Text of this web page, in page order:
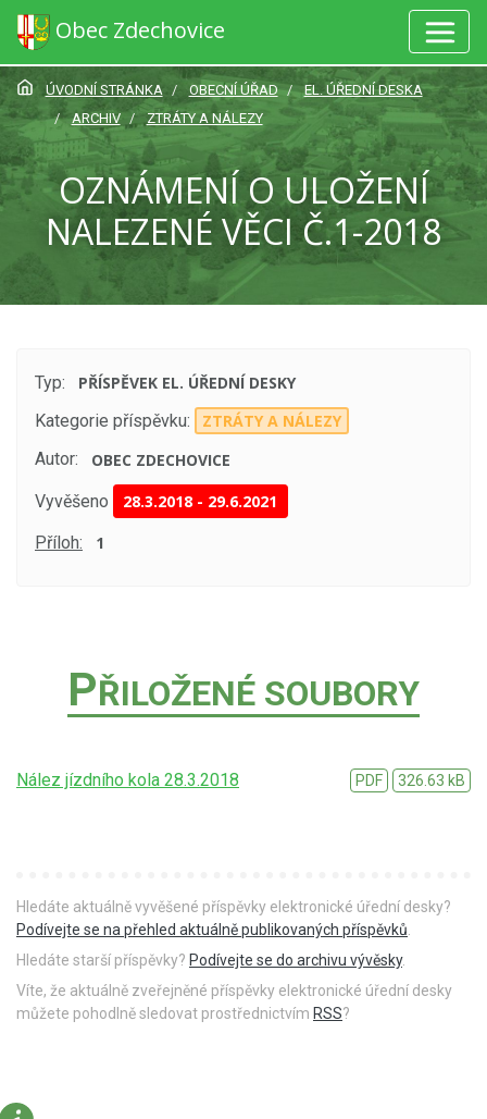
Obec Zdechovice
ÚVODNÍ STRÁNKA OBECNÍ ÚŘAD
EL. ÚŘEDNÍ DESKA
ARCHIV
ZTRÁTY A NÁLEZY
OZNÁMENÍ O ULOŽENÍ
NALEZENÉ VĚCI Č.1-2018
Typ:
PŘÍSPĚVEK EL. ÚŘEDNÍ DESKY
Kategorie příspěvku:
ZTRÁTY A NÁLEZY
Autor:
OBEC ZDECHOVICE
Vyvěšeno 28.3.2018 - 29.6.2021
Příloh: 1
PŘILOŽENÉ SOUBORY
Nález jízdního kola 28.3.2018 PDF 326.63 kB
Hledáte aktuálně vyvěšené příspěvky elektronické úřední desky?
Podívejte se na přehled aktuálně publikovaných příspěvků
Hledáte starší příspěvky? Podívejte se do archivu vývěsky.
Víte, že aktuálně zveřejněné příspěvky elektronické úřední desky
můžete pohodlně sledovat prostřednictvím RSS?